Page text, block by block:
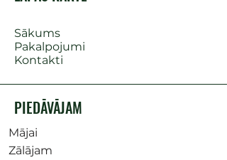
Sākums
Pakalpojumi
Kontakti
PIEDĀVĀJAM
Mājai
Zālājam